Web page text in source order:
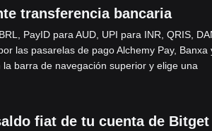
transferencia bancaria
PayID para AUD, UPI para INR, QRIS,
las pasarelas de pago Alchemy Pay, Banxa
la barra de navegación superior y elige una
fiat de tu cuenta de Bitget